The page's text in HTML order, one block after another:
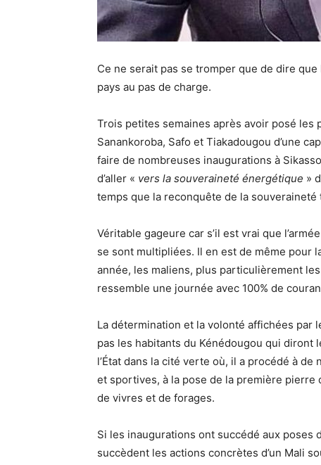
Ce ne serait pas se tromper que de dire
pays au pas de charge.
Trois petites semaines après avoir posé les
Sanankoroba, Safo et Tiakadougou d’une
faire de nombreuses inaugurations à
d’aller « vers la souveraineté énergétique »
temps que la reconquête de la
Véritable gageure car s’il est vrai que l’armée
se sont multipliées. Il en est de même pour
année, les maliens, plus particulièrement
ressemble une journée avec 100% de
La détermination et la volonté affichées par
pas les habitants du Kénédougou qui diront
l’État dans la cité verte où, il a procédé à
et sportives, à la pose de la première
de vivres et de forages.
Si les inaugurations ont succédé aux poses
succèdent les actions concrètes d’un Mali